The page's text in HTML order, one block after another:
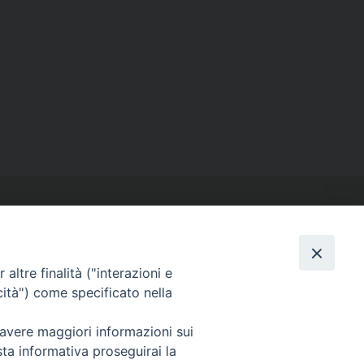
SEGUICI SU
Facebook
Instagram
X YouTube
altre finalità ("interazioni e
come specificato nella
maggiori informazioni sui
informativa proseguirai la